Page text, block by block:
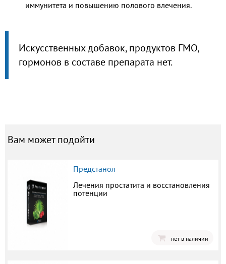
иммунитета и повышению полового влечения.
Искусственных добавок, продуктов ГМО,
гормонов в составе препарата нет.
Вам может подойти
Предстанол
Лечения простатита и восстановления
потенции
нет в наличии